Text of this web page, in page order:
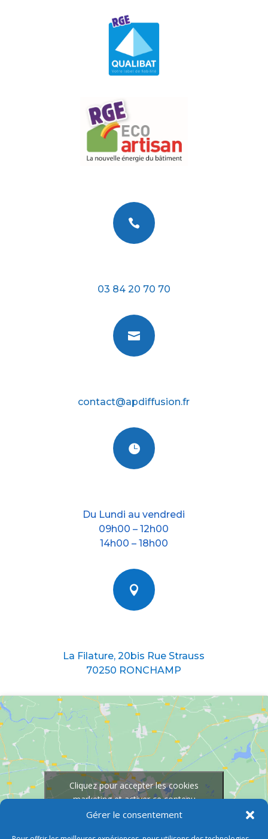
Gérer le consentement

03 84 20 70 70

contact@apdiffusion.fr

Du Lundi au vendredi
09h00 – 12h00
14h00 – 18h00

La Filature, 20bis Rue Strauss
70250 RONCHAMP
Cliquez pour accepter les cookies
marketing et activer ce contenu